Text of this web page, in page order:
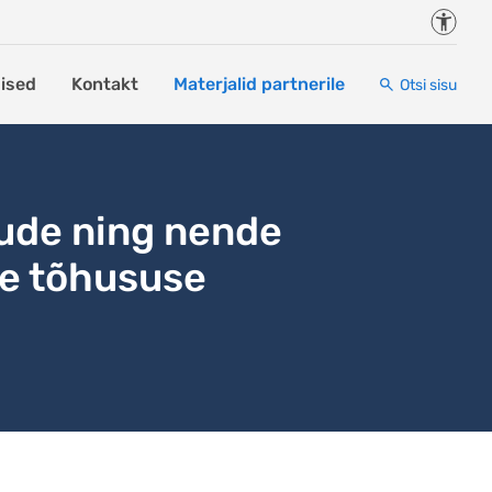
Kontakt Materjalid partnerile Otsi sisu
ning nende
tõhususe